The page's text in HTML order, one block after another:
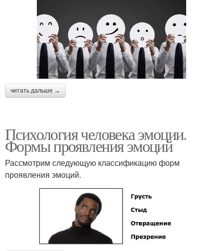
читать дальше →
Психология человека эмоции.
Формы проявления эмоций
Рассмотрим следующую классификацию форм
проявления эмоций.